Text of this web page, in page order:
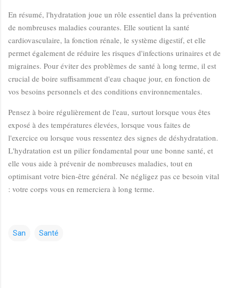
En résumé, l'hydratation joue un rôle essentiel dans la prévention
de nombreuses maladies courantes. Elle soutient la santé
cardiovasculaire, la fonction rénale, le système digestif, et elle
permet également de réduire les risques d'infections urinaires et de
migraines. Pour éviter des problèmes de santé à long terme, il est
crucial de boire suffisamment d'eau chaque jour, en fonction de
vos besoins personnels et des conditions environnementales.
Pensez à boire régulièrement de l'eau, surtout lorsque vous êtes
exposé à des températures élevées, lorsque vous faites de
l'exercice ou lorsque vous ressentez des signes de déshydratation.
L'hydratation est un pilier fondamental pour une bonne santé, et
elle vous aide à prévenir de nombreuses maladies, tout en
optimisant votre bien-être général. Ne négligez pas ce besoin vital
: votre corps vous en remerciera à long terme.
San Santé